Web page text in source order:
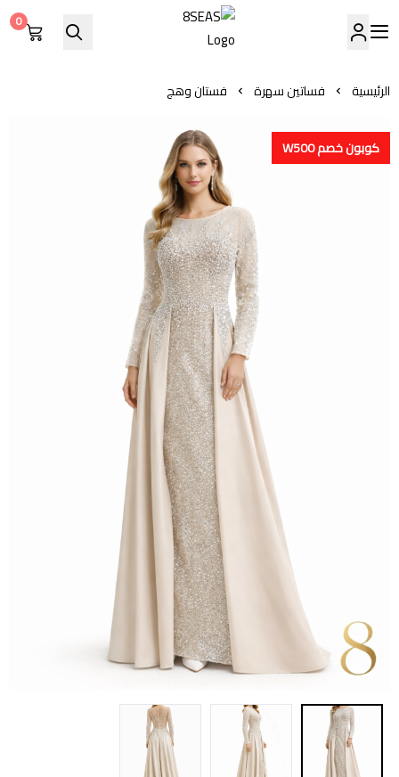
8SEAS
0
الرئيسية فساتين سهرة فستان وهج
كوبون خصم W500